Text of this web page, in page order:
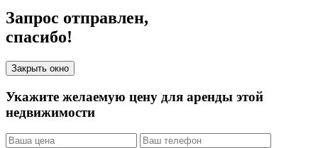
Запрос отправлен,
спасибо!
Закрыть окно
Укажите желаемую цену для аренды этой
недвижимости